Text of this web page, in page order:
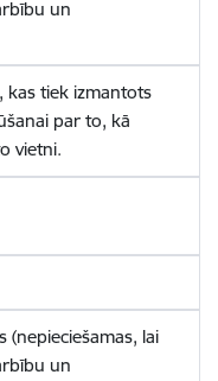
un
kas tiek izmantots
par to, kā
vietni.
(nepieciešamas, lai
un